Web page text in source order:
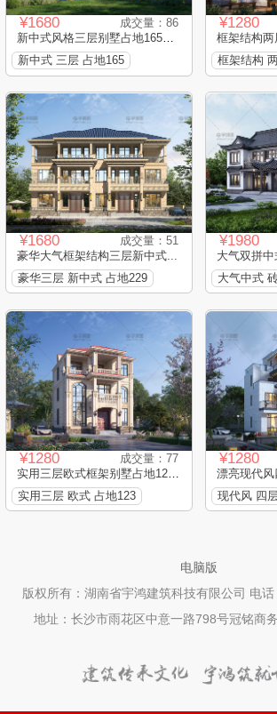
¥1680
成交量：86
新中式风格三层别墅占地165平...
新中式 三层 占地165
¥1280
框架结构
框架结构
¥1680
成交量：51
豪华大气框架结构三层新中式...
豪华三层 新中式 占地229
¥1980
大气双拼
大气中式
¥1280
成交量：77
实用三层欧式框架别墅占地123...
实用三层 欧式 占地123
¥1280
现代风 四
电脑版
版权所有：湖南省宇鸿建筑科技有限公司 电
地址：长沙市雨花区中意一路798号冠铭商